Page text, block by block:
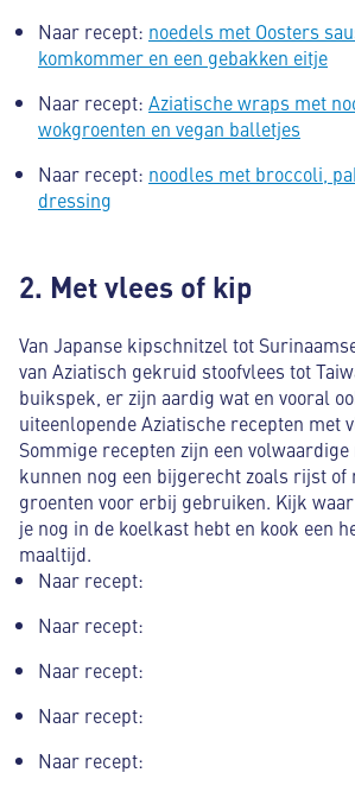
Naar recept: noedels met Oosters
komkommer en een gebakken eitje
Naar recept: Aziatische wraps met
wokgroenten en vegan balletjes
Naar recept: noodles met broccoli,
dressing
2. Met vlees of kip
Van Japanse kipschnitzel tot
van Aziatisch gekruid stoofvlees tot
buikspek, er zijn aardig wat en vooral
uiteenlopende Aziatische recepten met
Sommige recepten zijn een
kunnen nog een bijgerecht zoals rijst of
groenten voor erbij gebruiken. Kijk
je nog in de koelkast hebt en kook een
maaltijd.
Naar recept:
Naar recept:
Naar recept:
Naar recept:
Naar recept: